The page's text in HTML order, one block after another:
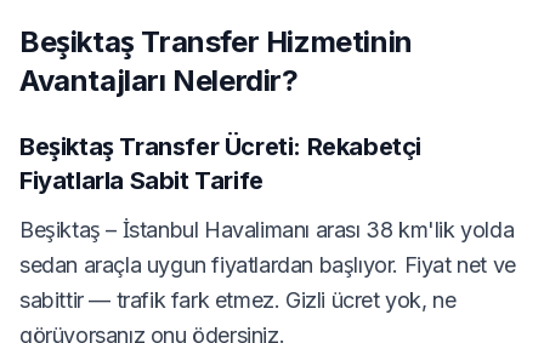
Beşiktaş Transfer Hizmetinin
Avantajları Nelerdir?
Beşiktaş Transfer Ücreti: Rekabetçi
Fiyatlarla Sabit Tarife
Beşiktaş – İstanbul Havalimanı arası 38 km'lik yolda
sedan araçla uygun fiyatlardan başlıyor. Fiyat net ve
sabittir — trafik fark etmez. Gizli ücret yok, ne
görüyorsanız onu ödersiniz.